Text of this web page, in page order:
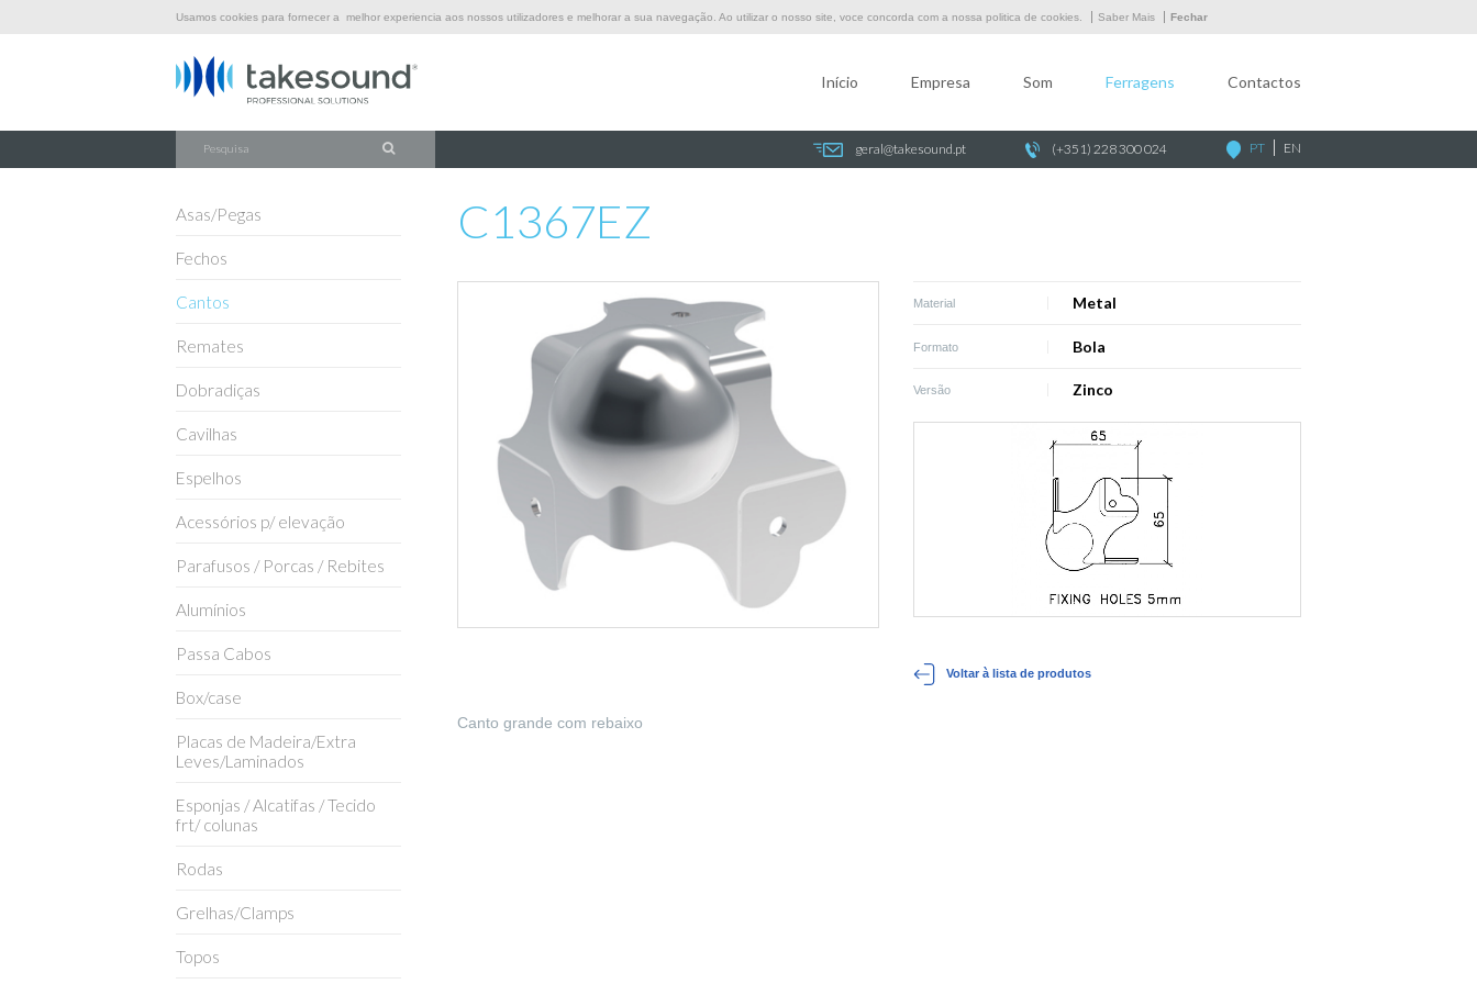
Usamos cookies para fornecer a melhor experiencia aos nossos utilizadores e melhorar a sua navegação. Ao utilizar o nosso site, voce concorda com a nossa politica de cookies. Saber Mais Fechar
Contactos
Início Empresa Som Ferragens Contactos
geral@takesound.pt (+351) 228 300 024 PT EN
INÍCIO \ FERRAGENS C1367EZ
C1367EZ
Material Metal
Formato Bola
Versão Zinco
Voltar à lista de produtos
Canto grande com rebaixo
Asas/Pegas
Fechos
Cantos
Remates
Dobradiças
Cavilhas
Espelhos
Acessórios p/ elevação
Parafusos / Porcas / Rebites
Alumínios
Passa Cabos
Box/case
Placas de Madeira/Extra
Leves/Laminados
Esponjas / Alcatifas / Tecido
frt/ colunas
Rodas
Grelhas/Clamps
Topos